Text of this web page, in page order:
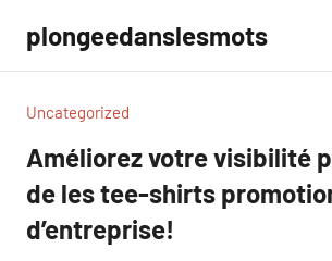
contenu
plongeedanslesmots
Uncategorized
Améliorez votre visibilité
de les tee-shirts
d’entreprise!